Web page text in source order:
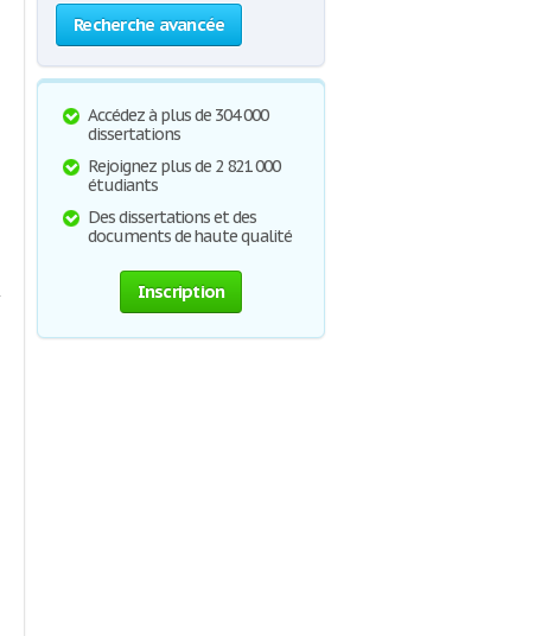
Recherche avancée
Accédez à plus de 304 000
dissertations
Rejoignez plus de 2 821 000
étudiants
Des dissertations et des
documents de haute qualité
Inscription